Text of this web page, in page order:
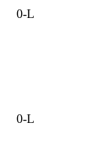
0‑L
0‑L